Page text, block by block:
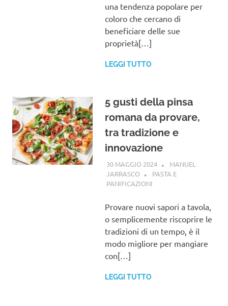
una tendenza popolare per
coloro che cercano di
beneficiare delle sue
proprietà[…]
LEGGI TUTTO
5 gusti della pinsa
romana da provare,
tra tradizione e
innovazione
30 MAGGIO 2024
MANUEL
JARRASCO
PASTA E
PANIFICAZIONI
Provare nuovi sapori a tavola,
o semplicemente riscoprire le
tradizioni di un tempo, è il
modo migliore per mangiare
con[…]
LEGGI TUTTO